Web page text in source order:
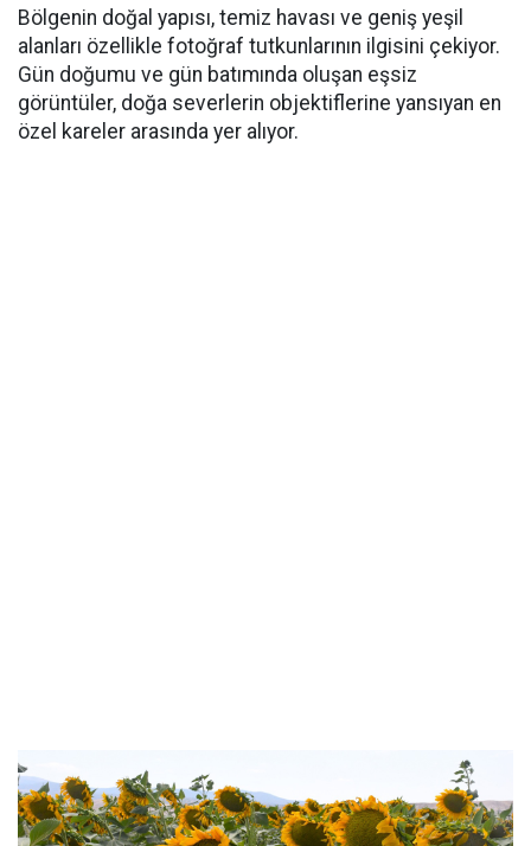
Bölgenin doğal yapısı, temiz havası ve geniş yeşil
alanları özellikle fotoğraf tutkunlarının ilgisini çekiyor.
Gün doğumu ve gün batımında oluşan eşsiz
görüntüler, doğa severlerin objektiflerine yansıyan en
özel kareler arasında yer alıyor.